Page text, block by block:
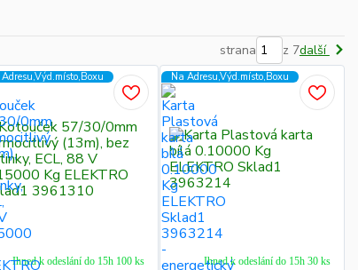
strana z 7další
Ihned k odeslání do 15h 100 ks
Na Adresu,Výd.místo,Boxu
Ihned k odeslání do 15h 30 ks